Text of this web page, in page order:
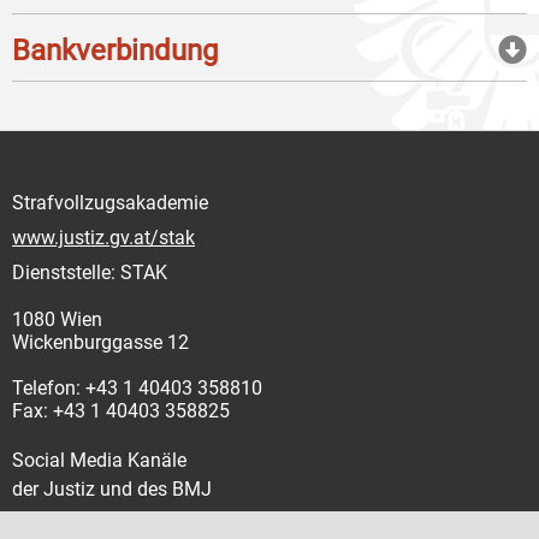
Bankverbindung
Strafvollzugsakademie
www.justiz.gv.at/stak
Dienststelle: STAK
1080 Wien
Wickenburggasse 12
Telefon: +43 1 40403 358810
Fax: +43 1 40403 358825
Social Media Kanäle
der Justiz und des BMJ